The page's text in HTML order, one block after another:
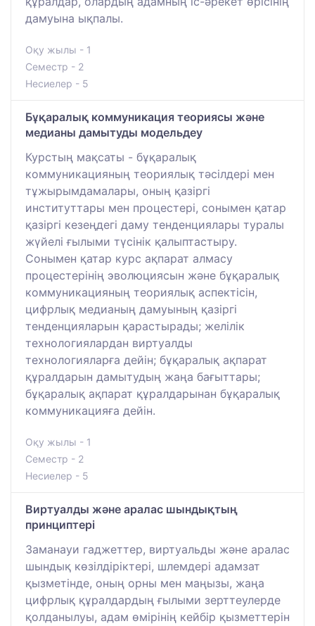
дамуына ықпалы.
Оқу жылы - 1
Семестр - 2
Несиелер - 5
Бұқаралық коммуникация теориясы және
медианы дамытуды модельдеу
Курстың мақсаты - бұқаралық
коммуникацияның теориялық тәсілдері мен
тұжырымдамалары, оның қазіргі
институттары мен процестері, сонымен қатар
қазіргі кезеңдегі даму тенденциялары туралы
жүйелі ғылыми түсінік қалыптастыру.
Сонымен қатар курс ақпарат алмасу
процестерінің эволюциясын және бұқаралық
коммуникацияның теориялық аспектісін,
цифрлық медианың дамуының қазіргі
тенденцияларын қарастырады; желілік
технологиялардан виртуалды
технологияларға дейін; бұқаралық ақпарат
құралдарын дамытудың жаңа бағыттары;
бұқаралық ақпарат құралдарынан бұқаралық
коммуникацияға дейін.
Оқу жылы - 1
Семестр - 2
Несиелер - 5
Виртуалды және аралас шындықтың
принциптері
Заманауи гаджеттер, виртуальды және аралас
шындық көзілдіріктері, шлемдері адамзат
қызметінде, оның орны мен маңызы, жаңа
цифрлық құралдардың ғылыми зерттеулерде
қолданылуы, адам өмірінің кейбір қызметтерін